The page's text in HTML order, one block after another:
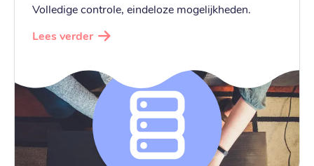
Volledige controle, eindeloze mogelijkheden.
Lees verder